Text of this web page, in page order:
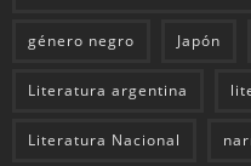
género negro Japón
Literatura argentina
Literatura Nacional